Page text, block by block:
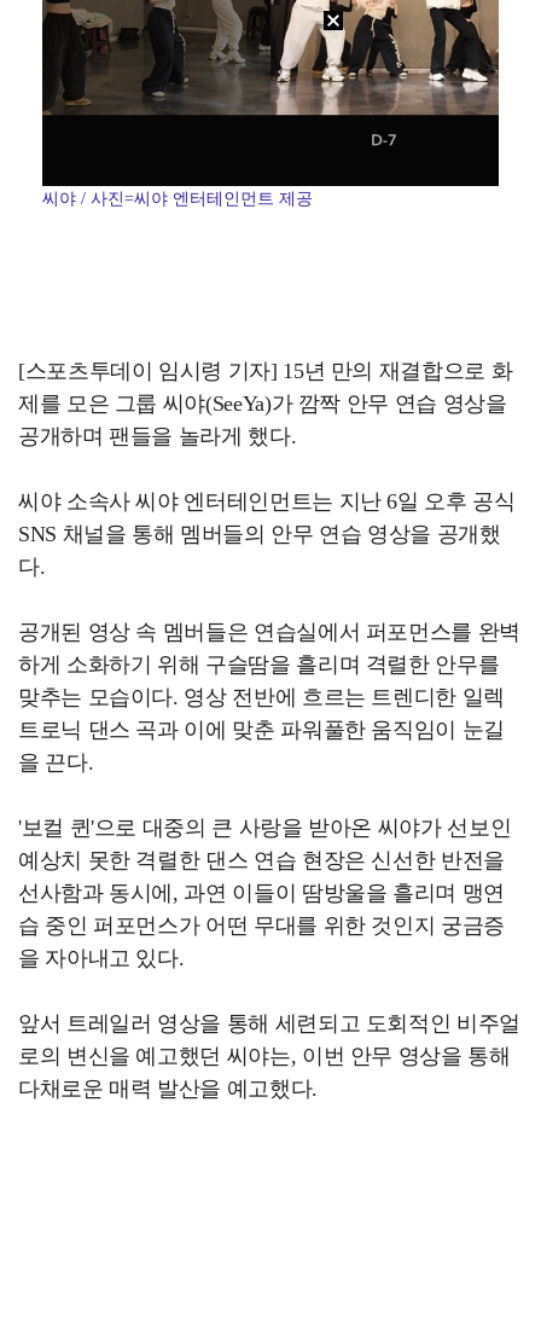
씨야 / 사진=씨야 엔터테인먼트 제공
[스포츠투데이 임시령 기자] 15년 만의 재결합으로 화
제를 모은 그룹 씨야(SeeYa)가 깜짝 안무 연습 영상을
공개하며 팬들을 놀라게 했다.
씨야 소속사 씨야 엔터테인먼트는 지난 6일 오후 공식
SNS 채널을 통해 멤버들의 안무 연습 영상을 공개했
다.
공개된 영상 속 멤버들은 연습실에서 퍼포먼스를 완벽
하게 소화하기 위해 구슬땀을 흘리며 격렬한 안무를
맞추는 모습이다. 영상 전반에 흐르는 트렌디한 일렉
트로닉 댄스 곡과 이에 맞춘 파워풀한 움직임이 눈길
을 끈다.
'보컬 퀸'으로 대중의 큰 사랑을 받아온 씨야가 선보인
예상치 못한 격렬한 댄스 연습 현장은 신선한 반전을
선사함과 동시에, 과연 이들이 땀방울을 흘리며 맹연
습 중인 퍼포먼스가 어떤 무대를 위한 것인지 궁금증
을 자아내고 있다.
앞서 트레일러 영상을 통해 세련되고 도회적인 비주얼
로의 변신을 예고했던 씨야는, 이번 안무 영상을 통해
다채로운 매력 발산을 예고했다.